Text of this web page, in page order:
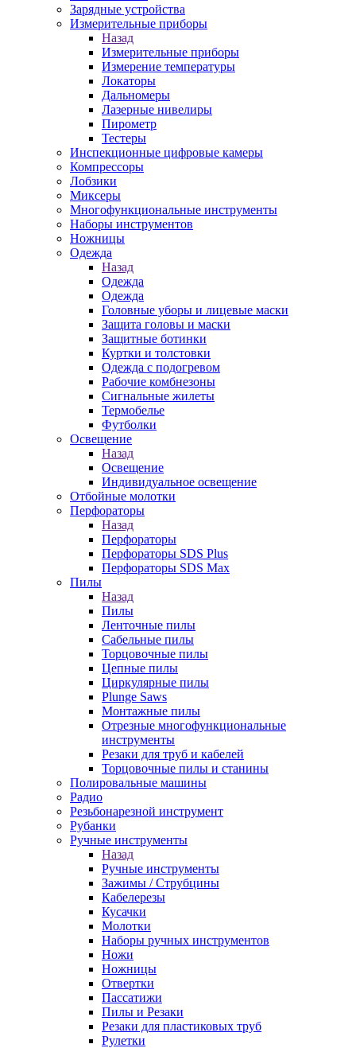
Зарядные устройства
Измерительные приборы
Назад
Измерительные приборы
Измерение температуры
Локаторы
Дальномеры
Лазерные нивелиры
Пирометр
Тестеры
Инспекционные цифровые камеры
Компрессоры
Лобзики
Миксеры
Многофункциональные инструменты
Наборы инструментов
Ножницы
Одежда
Назад
Одежда
Одежда
Головные уборы и лицевые маски
Защита головы и маски
Защитные ботинки
Куртки и толстовки
Одежда с подогревом
Рабочие комбнезоны
Сигнальные жилеты
Термобелье
Футболки
Освещение
Назад
Освещение
Индивидуальное освещение
Отбойные молотки
Перфораторы
Назад
Перфораторы
Перфораторы SDS Plus
Перфораторы SDS Max
Пилы
Назад
Пилы
Ленточные пилы
Сабельные пилы
Торцовочные пилы
Цепные пилы
Циркулярные пилы
Plunge Saws
Монтажные пилы
Отрезные многофункциональные
инструменты
Резаки для труб и кабелей
Торцовочные пилы и станины
Полировальные машины
Радио
Резьбонарезной инструмент
Рубанки
Ручные инструменты
Назад
Ручные инструменты
Зажимы / Струбцины
Кабелерезы
Кусачки
Молотки
Наборы ручных инструментов
Ножи
Ножницы
Отвертки
Пассатижи
Пилы и Резаки
Резаки для пластиковых труб
Рулетки